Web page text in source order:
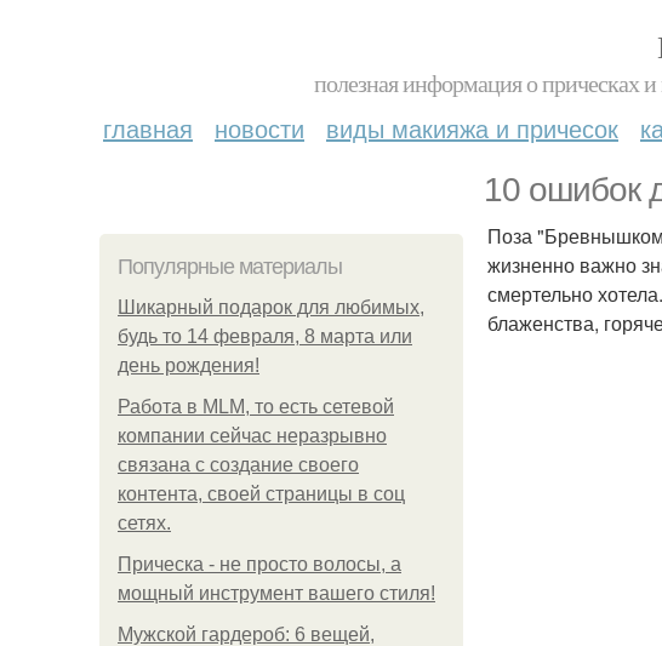
полезная информация о прическах
главная новости виды макияжа и причесок
10 ошибок
Популярные материалы
Шикарный подарок для любимых,
будь то 14 февраля, 8 марта или
день рождения!
Работа в MLM, то есть сетевой
компании сейчас неразрывно
связана с создание своего
контента, своей страницы в соц
сетях.
Прическа - не просто волосы, а
мощный инструмент вашего стиля!
Мужской гардероб: 6 вещей,
Поза
жизненно важно
смертельно
блаженства,